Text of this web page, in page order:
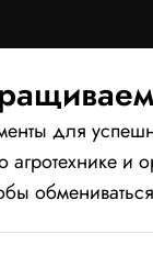
для